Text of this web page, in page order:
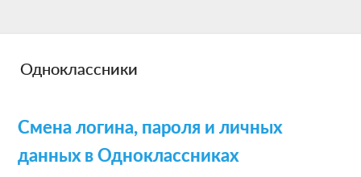
content
sidebar
Одноклассники
Смена логина, пароля и личных
данных в Одноклассниках